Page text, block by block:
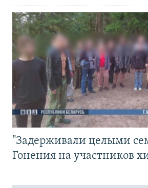
"Задерживали целыми
Гонения на участников